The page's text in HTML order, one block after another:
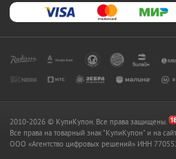
2010-2026 © КупиКупон. Все права защищены.
Все права на товарный знак "КупиКупон" и на
OOO «Агентство цифровых решений» ИНН